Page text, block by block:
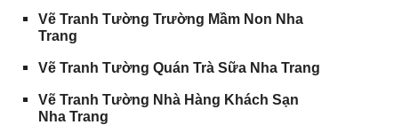
Vẽ Tranh Tường Trường Mầm Non Nha
Trang
Vẽ Tranh Tường Quán Trà Sữa Nha Trang
Vẽ Tranh Tường Nhà Hàng Khách Sạn
Nha Trang